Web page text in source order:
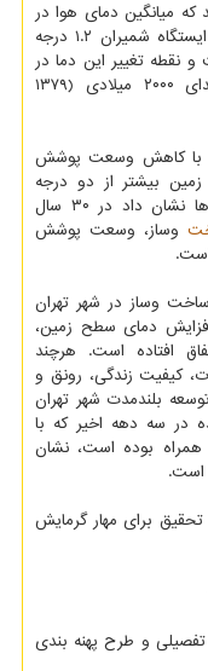
میانگین دمای هوا در
ایستگاه مهرآباد یک درجه سانتی گراد و در ایستگاه شمیران ۱.۲ درجه
نقطه تغییر این دما در
اواخر دهه ۱۹۹۰ (۱۳۶۹ خورشیدی) و ابتدای ۲۰۰۰ میلادی (۱۳۷۹
با کاهش وسعت پوشش
بیشتر از دو درجه
سانتی گراد افزایش داشته است و بررسی ها نشان داد در ۳۰ سال
وساز، وسعت پوشش
وساز در شهر تهران
دمای سطح زمین،
افتاده است. هرچند
کیفیت زندگی، رونق و
بلندمدت شهر تهران
در سه دهه اخیر که با
بوده است، نشان
است.
برای مهار گرمایش
و طرح پهنه بندی